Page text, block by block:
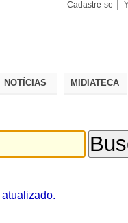
Cadastre-se
NOTÍCIAS MIDIATECA